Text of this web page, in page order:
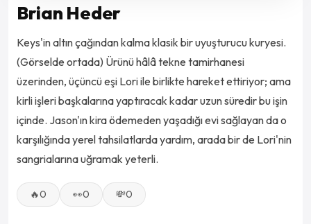
Brian Heder
Keys'in altın çağından kalma klasik bir uyuşturucu kuryesi.
(Görselde ortada) Ürünü hâlâ tekne tamirhanesi
üzerinden, üçüncü eşi Lori ile birlikte hareket ettiriyor; ama
kirli işleri başkalarına yaptıracak kadar uzun süredir bu işin
içinde. Jason'ın kira ödemeden yaşadığı evi sağlayan da o
karşılığında yerel tahsilatlarda yardım, arada bir de Lori'nin
sangrialarına uğramak yeterli.
🔥0 👀0 💸0